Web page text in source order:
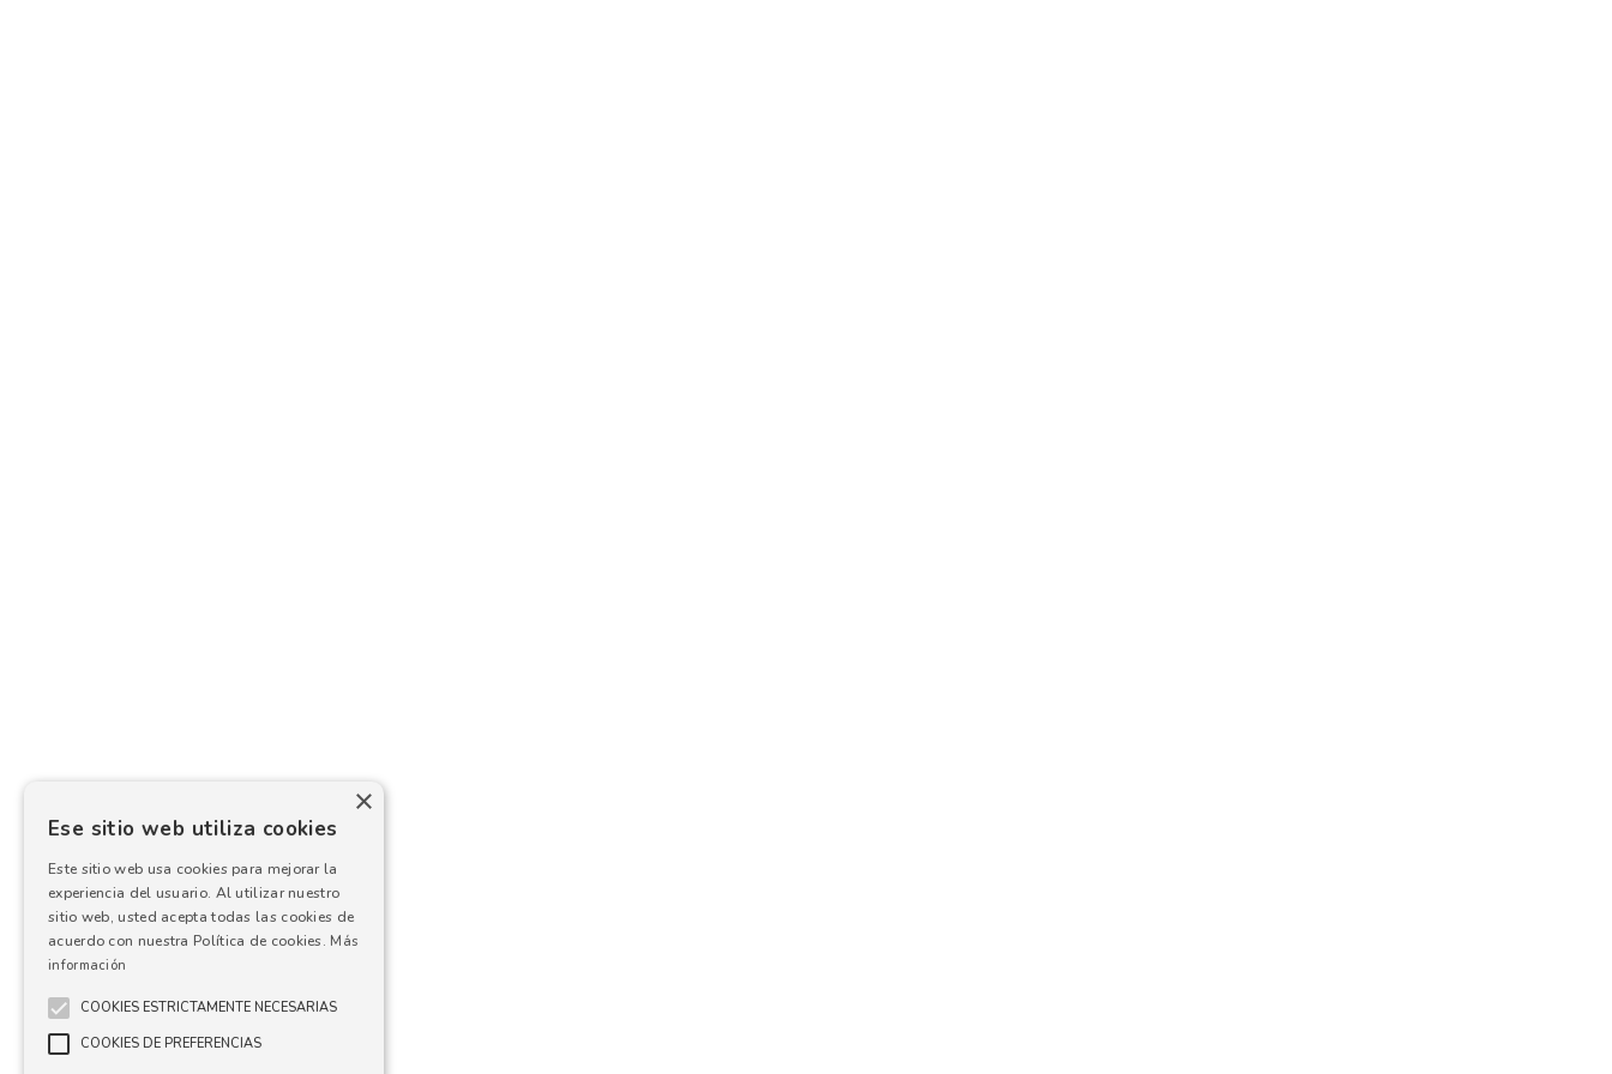
×
Ese sitio web utiliza cookies
Este sitio web usa cookies para mejorar la
experiencia del usuario. Al utilizar nuestro
sitio web, usted acepta todas las cookies de
acuerdo con nuestra Política de cookies. Más
información
COOKIES ESTRICTAMENTE NECESARIAS
COOKIES DE PREFERENCIAS